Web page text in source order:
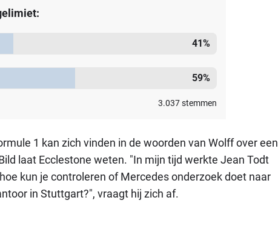
41%
59%
3.037stemmen
1 kan zich vinden in de woorden van Wolff over een
laat Ecclestone weten. "In mijn tijd werkte Jean Todt
kun je controleren of Mercedes onderzoek doet naar
in Stuttgart?", vraagt hij zich af.